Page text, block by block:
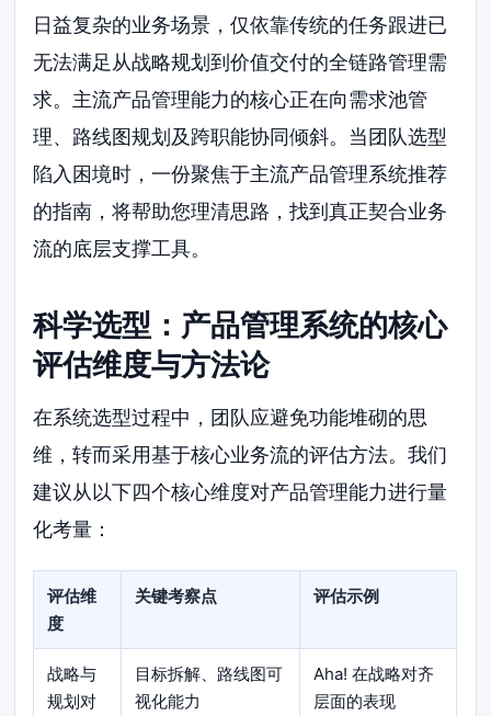
日益复杂的业务场景，仅依靠传统的任务跟进已
无法满足从战略规划到价值交付的全链路管理需
求。主流产品管理能力的核心正在向需求池管
理、路线图规划及跨职能协同倾斜。当团队选型
陷入困境时，一份聚焦于主流产品管理系统推荐
的指南，将帮助您理清思路，找到真正契合业务
流的底层支撑工具。
科学选型：产品管理系统的核心
评估维度与方法论
在系统选型过程中，团队应避免功能堆砌的思
维，转而采用基于核心业务流的评估方法。我们
建议从以下四个核心维度对产品管理能力进行量
化考量：
评估维
度
关键考察点 评估示例
战略与
规划对
目标拆解、路线图可
视化能力
Aha! 在战略对齐
层面的表现